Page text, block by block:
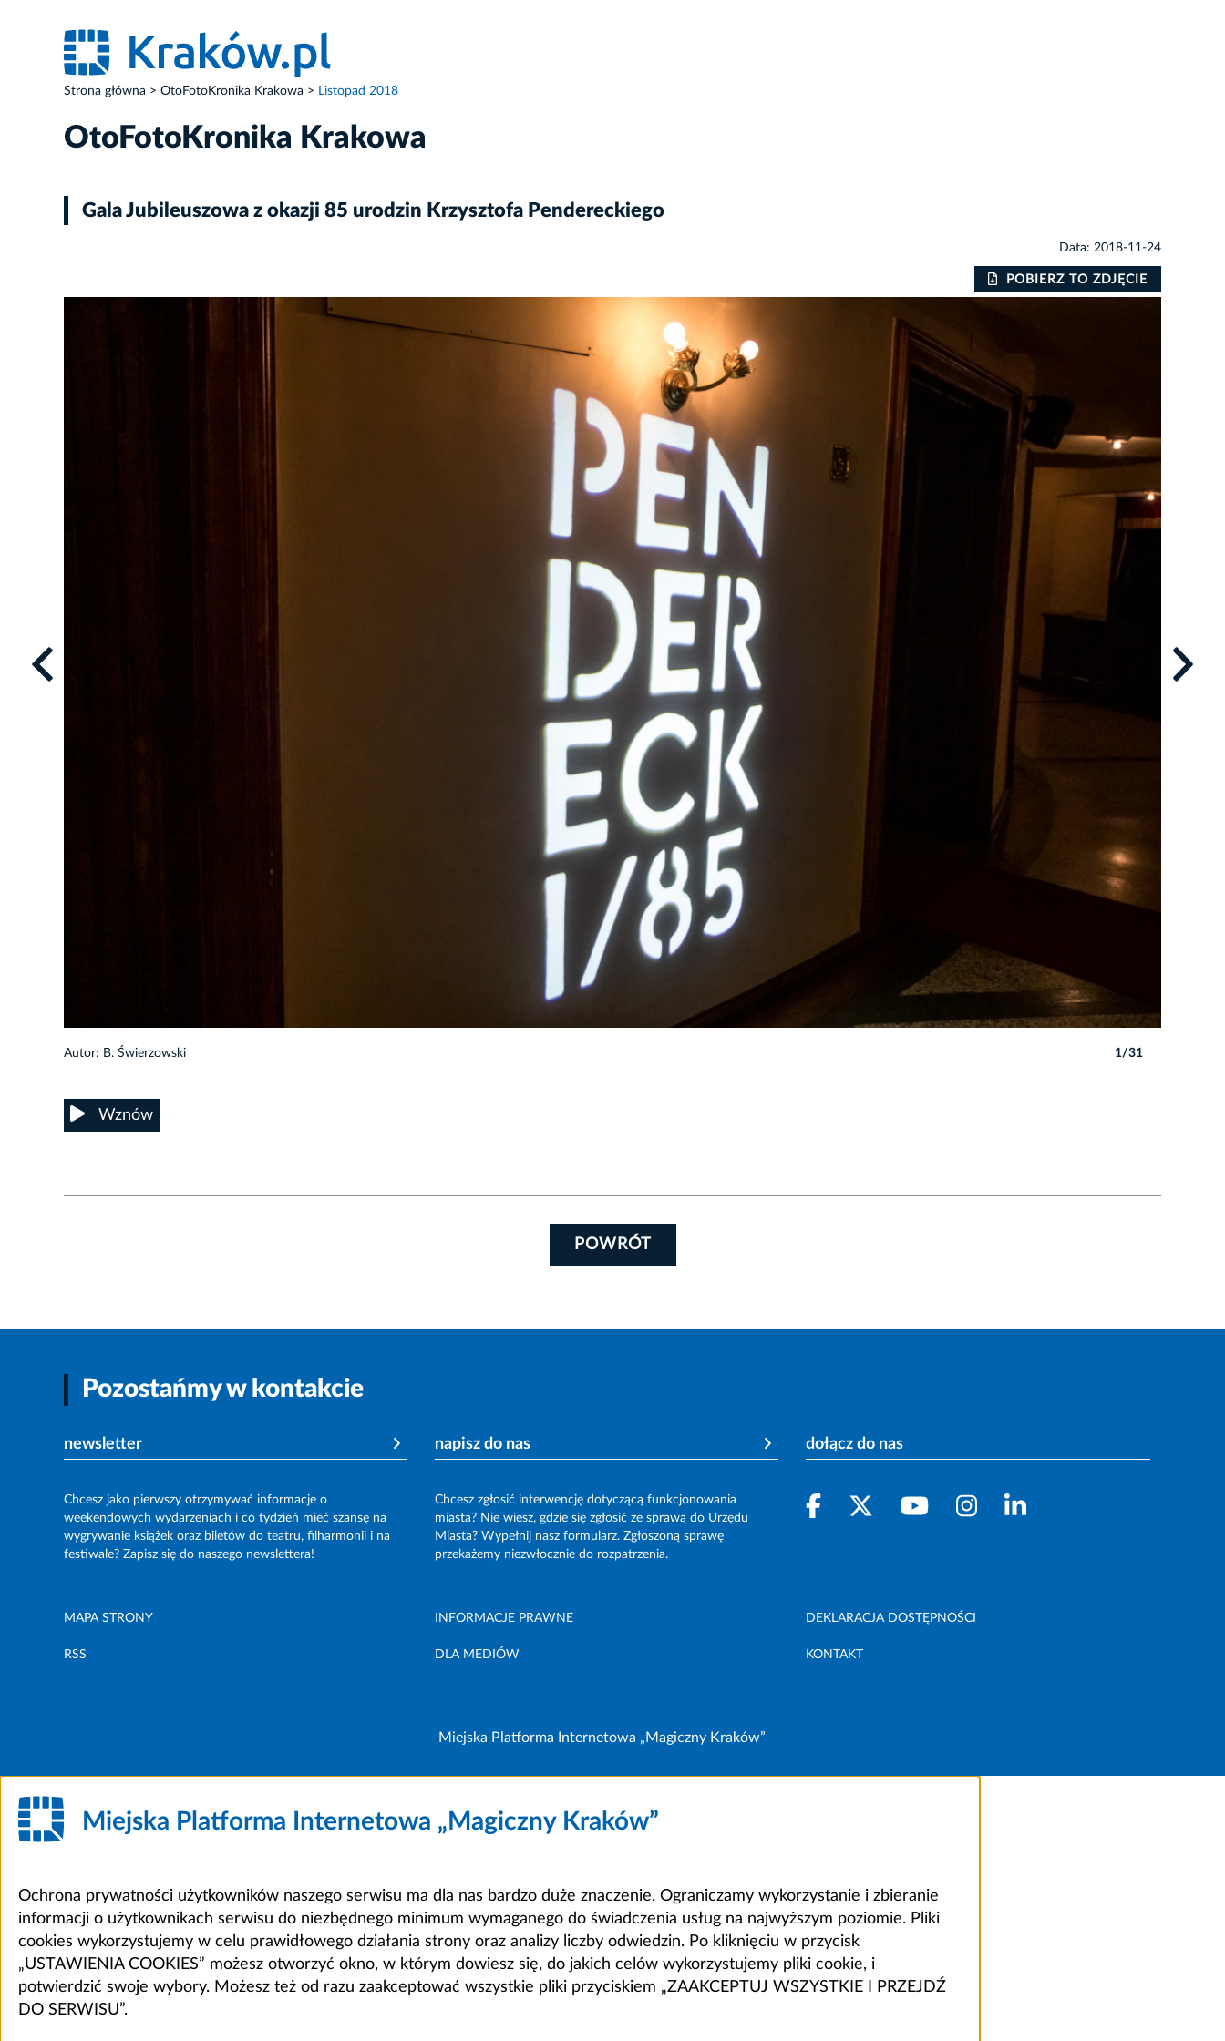
Strona główna OtoFotoKronika Krakowa Listopad 2018
OtoFotoKronika Krakowa
Gala Jubileuszowa z okazji 85 urodzin Krzysztofa Pendereckiego
Data: 2018-11-24
POBIERZ TO ZDJĘCIE
Autor: B. Świerzowski 1/31
Wznów
POWRÓT
Pozostańmy w kontakcie
newsletter
Chcesz jako pierwszy otrzymywać informacje o
weekendowych wydarzeniach i co tydzień mieć szansę na
wygrywanie książek oraz biletów do teatru, filharmonii i na
festiwale? Zapisz się do naszego newslettera!
napisz do nas
Chcesz zgłosić interwencję dotyczącą funkcjonowania
miasta? Nie wiesz, gdzie się zgłosić ze sprawą do Urzędu
Miasta? Wypełnij nasz formularz. Zgłoszoną sprawę
przekażemy niezwłocznie do rozpatrzenia.
dołącz do nas
MAPA STRONY INFORMACJE PRAWNE DEKLARACJA DOSTĘPNOŚCI
RSS DLA MEDIÓW KONTAKT
Miejska Platforma Internetowa „Magiczny Kraków”
Miejska Platforma Internetowa „Magiczny Kraków”
Ochrona prywatności użytkowników naszego serwisu ma dla nas bardzo duże znaczenie. Ograniczamy wykorzystanie i zbieranie
informacji o użytkownikach serwisu do niezbędnego minimum wymaganego do świadczenia usług na najwyższym poziomie. Pliki
cookies wykorzystujemy w celu prawidłowego działania strony oraz analizy liczby odwiedzin. Po kliknięciu w przycisk
„USTAWIENIA COOKIES” możesz otworzyć okno, w którym dowiesz się, do jakich celów wykorzystujemy pliki cookie, i
potwierdzić swoje wybory. Możesz też od razu zaakceptować wszystkie pliki przyciskiem „ZAAKCEPTUJ WSZYSTKIE I PRZEJDŹ
DO SERWISU”.